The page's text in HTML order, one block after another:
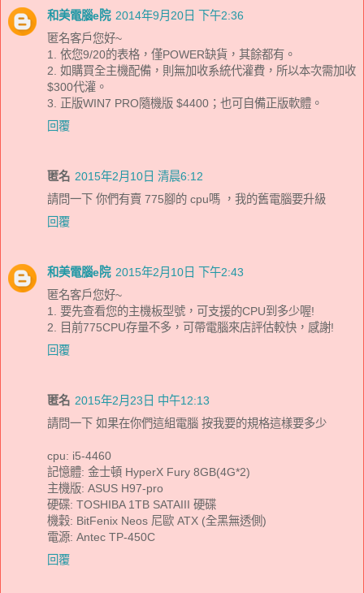
和美電腦e院 2014年9月20日 下午2:36
匿名客戶您好~
1. 依您9/20的表格，僅POWER缺貨，其餘都有。
2. 如購買全主機配備，則無加收系統代灌費，所以本次需加收
$300代灌。
3. 正版WIN7 PRO隨機版 $4400；也可自備正版軟體。
回覆
匿名 2015年2月10日 清晨6:12
請問一下 你們有賣 775腳的 cpu嗎 ，我的舊電腦要升級
回覆
和美電腦e院 2015年2月10日 下午2:43
匿名客戶您好~
1. 要先查看您的主機板型號，可支援的CPU到多少喔!
2. 目前775CPU存量不多，可帶電腦來店評估較快，感謝!
回覆
匿名 2015年2月23日 中午12:13
請問一下 如果在你們這組電腦 按我要的規格這樣要多少
cpu: i5-4460
記憶體: 金士頓 HyperX Fury 8GB(4G*2)
主機版: ASUS H97-pro
硬碟: TOSHIBA 1TB SATAIII 硬碟
機穀: BitFenix Neos 尼歐 ATX (全黑無透側)
電源: Antec TP-450C
回覆